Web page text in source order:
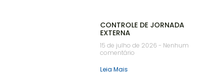
CONTROLE DE JORNADA
EXTERNA
15 de julho de 2026 Nenhum
comentário
Leia Mais